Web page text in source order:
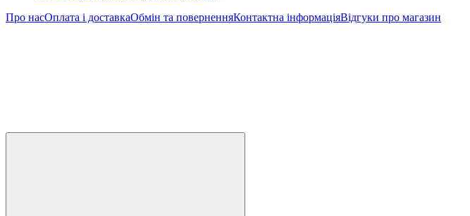
Про насОплата і доставкаОбмін та поверненняКонтактна інформаціяВідгуки про магазин